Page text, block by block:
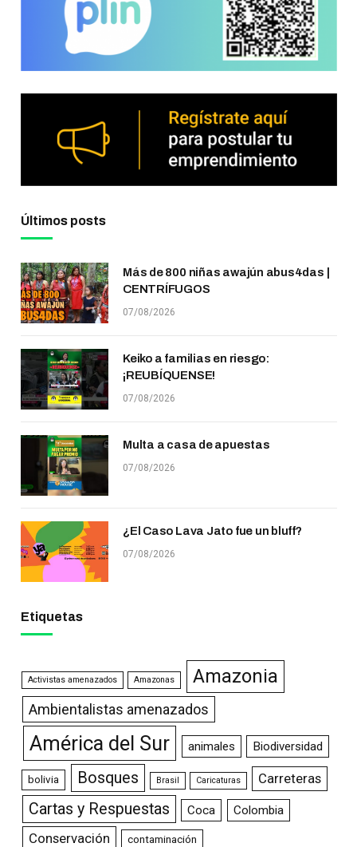
Últimos posts
Más de 800 niñas awajún abus4das |
CENTRÍFUGOS
07/08/2026
Keiko a familias en riesgo:
¡REUBÍQUENSE!
07/08/2026
Multa a casa de apuestas
07/08/2026
¿El Caso Lava Jato fue un bluff?
07/08/2026
Etiquetas
Activistas amenazados Amazonas Amazonia
Ambientalistas amenazados
América del Sur animales Biodiversidad
bolivia Bosques Brasil Caricaturas Carreteras
Cartas y Respuestas Coca Colombia
Conservación contaminación